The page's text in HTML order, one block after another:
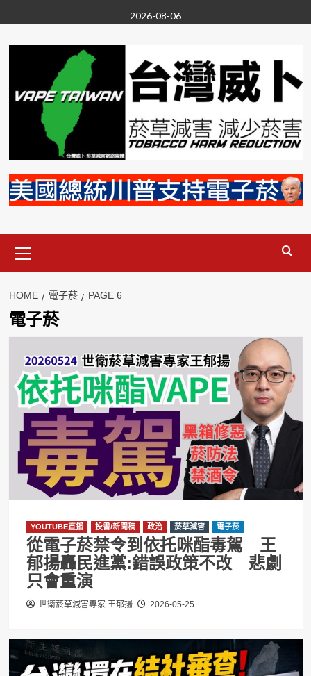
to
content
2026-08-06
Menu
HOME 電子菸 PAGE 6
電子菸
YOUTUBE直播 投書/新聞稿 政治 菸草減害 電子菸
從電子菸禁令到依托咪酯毒駕 王
郁揚轟民進黨:錯誤政策不改 悲劇
只會重演
世衛菸草減害專家 王郁揚 2026-05-25